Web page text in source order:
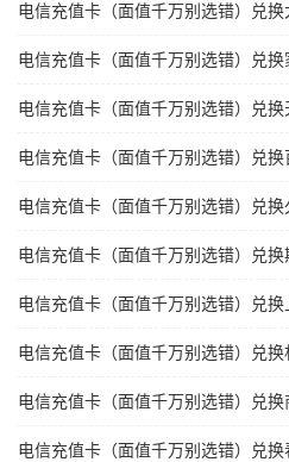
电信充值卡（面值千万别选错）兑
电信充值卡（面值千万别选错）兑
电信充值卡（面值千万别选错）兑
电信充值卡（面值千万别选错）兑
电信充值卡（面值千万别选错）兑
电信充值卡（面值千万别选错）兑换
电信充值卡（面值千万别选错）兑
电信充值卡（面值千万别选错）兑
电信充值卡（面值千万别选错）兑
电信充值卡（面值千万别选错）兑